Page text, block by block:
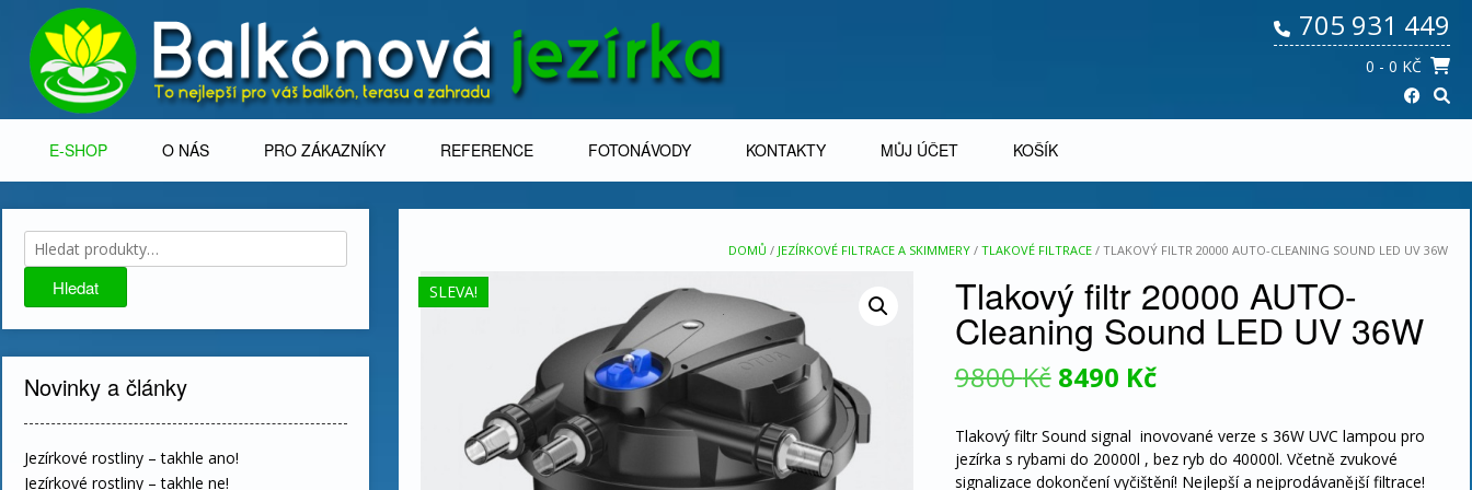
content
705 931 449
0 - 0 KČ
E-SHOP O NÁS PRO ZÁKAZNÍKY REFERENCE FOTONÁVODY KONTAKTY MŮJ ÚČET KOŠÍK
DOMŮ / JEZÍRKOVÉ FILTRACE A SKIMMERY / TLAKOVÉ FILTRACE / TLAKOVÝ FILTR 20000 AUTO-CLEANING SOUND LED UV 36W
SLEVA! Tlakový filtr 20000 AUTO-
Cleaning Sound LED UV 36W
9800Kč Původní
byla:
8490 KčAktuální
je:
Tlakový filtr Sound signal inovované verze s 36W UVC lampou pro
jezírka s rybami do 20000l , bez ryb do 40000l. Včetně zvukové
signalizace dokončení vyčištění! Nejlepší a nejprodávanější filtrace!
Hledat:
Hledat
Novinky a články
Jezírkové rostliny – takhle ano!
Jezírkové rostliny – takhle ne!